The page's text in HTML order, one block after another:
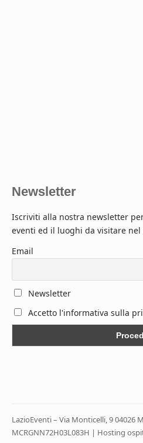
Newsletter
Iscriviti alla nostra newsletter
eventi ed il luoghi da visitare nel
Email
Newsletter
Accetto l'informativa sulla
LazioEventi – Via Monticelli, 9 04026
MCRGNN72H03L083H | Hosting